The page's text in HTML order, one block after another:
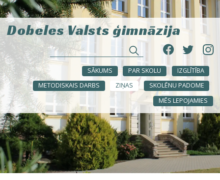
Dobeles Valsts ģimnāzija
SĀKUMS PAR SKOLU
IZGLĪTĪBA
METODISKAIS DARBS
ZIŅAS
SKOLĒNU PADOME
MĒS LEPOJAMIES